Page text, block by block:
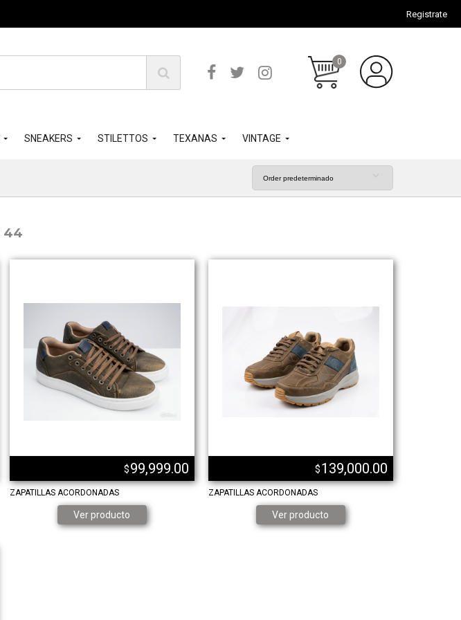
Registrate
0
SNEAKERS STILETTOS TEXANAS VINTAGE
44
$99,999.00
ZAPATILLAS ACORDONADAS
Ver producto
$139,000.00
ZAPATILLAS ACORDONADAS
Ver producto